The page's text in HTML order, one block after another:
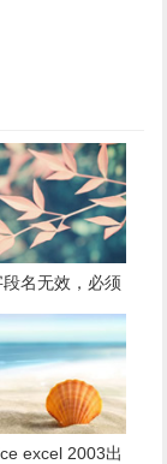
名无效，必须
有标志列列表的
excel 2003出